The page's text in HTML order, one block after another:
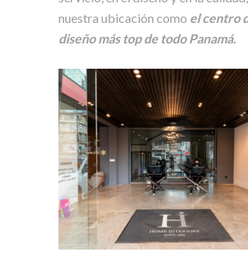
nuestra ubicación como el centro
diseño más top de todo Panamá.